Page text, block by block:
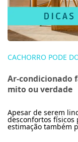
CACHORRO PODE
Ar-condicionado
mito ou verdade
Apesar de serem
desconfortos físicos
estimação também